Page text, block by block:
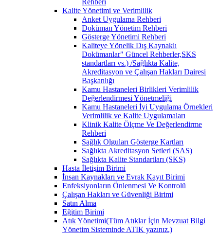
Kalite Yönetimi ve Verimlilik
Anket Uygulama Rehberi
Doküman Yönetim Rehberi
Gösterge Yönetimi Rehberi
Kaliteye Yönelik Dış Kaynaklı
Dokümanlar" Güncel Rehberler,SKS
standartları vs.) /Sağlıkta Kalite,
Akreditasyon ve Çalışan Hakları Dairesi
Başkanlığı
Kamu Hastaneleri Birlikleri Verimlilik
Değerlendirmesi Yönetmeliği
Kamu Hastaneleri İyi Uygulama Örnekleri
Verimlilik ve Kalite Uygulamaları
Klinik Kalite Ölçme Ve Değerlendirme
Rehberi
Sağlık Olguları Gösterge Kartları
Sağlıkta Akreditasyon Setleri (SAS)
Sağlıkta Kalite Standartları (SKS)
Hasta İletişim Birimi
İnsan Kaynakları ve Evrak Kayıt Birimi
Enfeksiyonların Önlenmesi Ve Kontrolü
Çalışan Hakları ve Güvenliği Birimi
Satın Alma
Eğitim Birimi
Atık Yönetimi(Tüm Atıklar İçin Mevzuat Bilgi
Yönetim Sisteminde ATIK yazınız.)